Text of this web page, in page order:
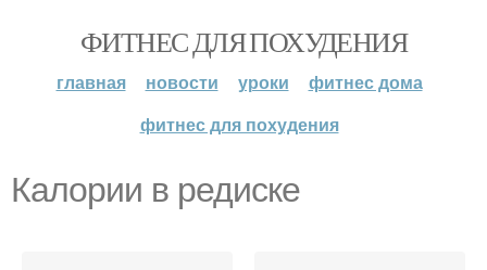
ФИТНЕС ДЛЯ ПОХУДЕНИЯ
главная новости уроки
фитнес дома
фитнес для похудения
Калории в редиске